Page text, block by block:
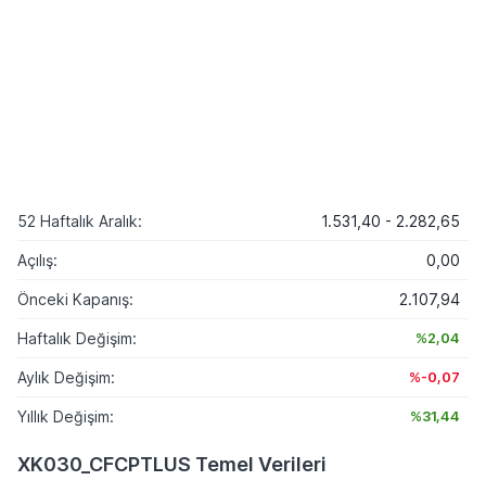
52 Haftalık Aralık: 1.531,40 - 2.282,65
Açılış: 0,00
Önceki Kapanış: 2.107,94
Haftalık Değişim: %2,04
Aylık Değişim: %-0,07
Yıllık Değişim: %31,44
XK030_CFCPTLUS Temel Verileri